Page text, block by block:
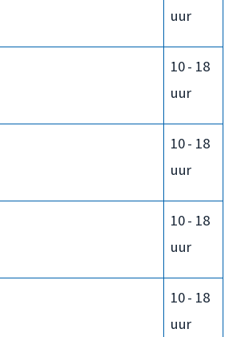
uur
10 - 18
uur
10 - 18
uur
10 - 18
uur
10 - 18
uur